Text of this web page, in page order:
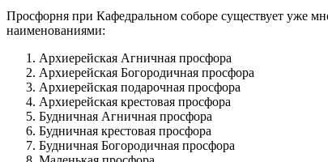
Просфорня при Кафедральном соборе существует уже
наименованиями:
Архиерейская Агничная просфора
Архиерейская Богородичная просфора
Архиерейская подарочная просфора
Архиерейская крестовая просфора
Будничная Агничная просфора
Будничная крестовая просфора
Будничная Богородичная просфора